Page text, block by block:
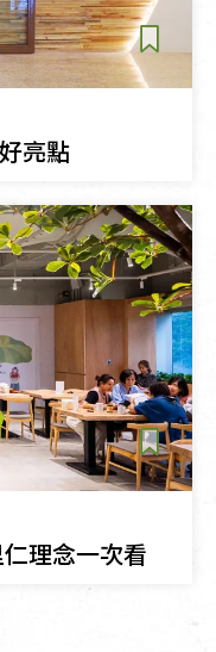
亮點
理念一次看